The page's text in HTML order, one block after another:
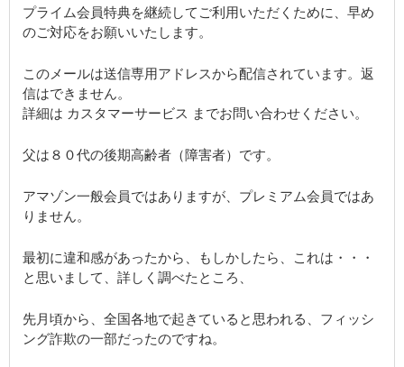
プライム会員特典を継続してご利用いただくために、早め
のご対応をお願いいたします。
このメールは送信専用アドレスから配信されています。返
信はできません。
詳細は カスタマーサービス までお問い合わせください。
父は８０代の後期高齢者（障害者）です。
アマゾン一般会員ではありますが、プレミアム会員ではあ
りません。
最初に違和感があったから、もしかしたら、これは・・・
と思いまして、詳しく調べたところ、
先月頃から、全国各地で起きていると思われる、フィッシ
ング詐欺の一部だったのですね。